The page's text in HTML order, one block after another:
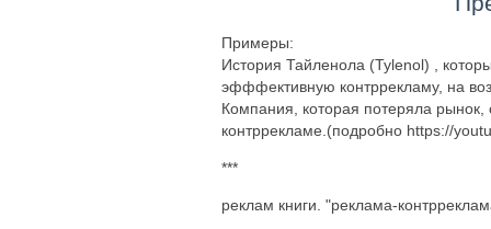
Примеры:
История Тайленола (Tylenol) ,
эфффективную контррекламу, на
Компания, которая потеряла рынок,
контррекламе.(подробно https://
***
реклам книги. "реклама-